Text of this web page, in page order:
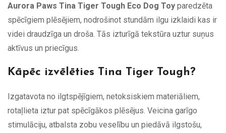
Aurora Paws Tina Tiger Tough Eco Dog Toy paredzēta
spēcīgiem plēsējiem, nodrošinot stundām ilgu izklaidi kas ir
videi draudzīga un droša. Tās izturīgā tekstūra uztur suņus
aktīvus un priecīgus.
Kāpēc izvēlēties Tina Tiger Tough?
Izgatavota no ilgtspējīgiem, netoksiskiem materiāliem,
rotaļlieta iztur pat spēcīgākos plēsējus. Veicina garīgo
stimulāciju, atbalsta zobu veselību un piedāvā ilgstošu,